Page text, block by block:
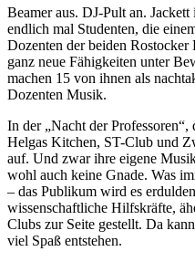
Beamer aus. DJ-Pult an.
endlich mal Studenten, die
Dozenten der beiden
ganz neue Fähigkeiten unter
machen 15 von ihnen als
Dozenten Musik.
In der „Nacht der
Helgas Kitchen, ST-Club und
auf. Und zwar ihre eigene
wohl auch keine Gnade. Was
– das Publikum wird es
wissenschaftliche Hilfskräfte,
Clubs zur Seite gestellt. Da
viel Spaß entstehen.